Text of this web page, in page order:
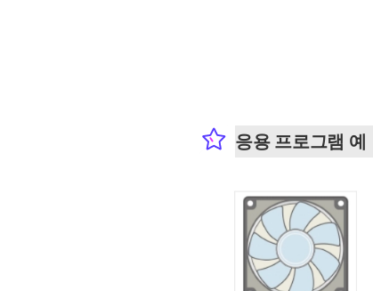
응용 프로그램 예